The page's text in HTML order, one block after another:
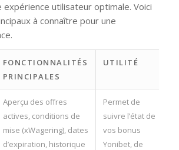
expérience utilisateur optimale. Voici
à connaître pour une
FONCTIONNALITÉS
PRINCIPALES
UTILITÉ
Aperçu des offres
actives, conditions de
mise (xWagering), dates
d’expiration, historique
Permet de
suivre l’état de
vos bonus
Yonibet, de